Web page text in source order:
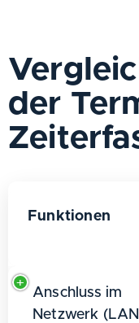
der
Funktionen
Funktionen
Anschluss im
Netzwerk